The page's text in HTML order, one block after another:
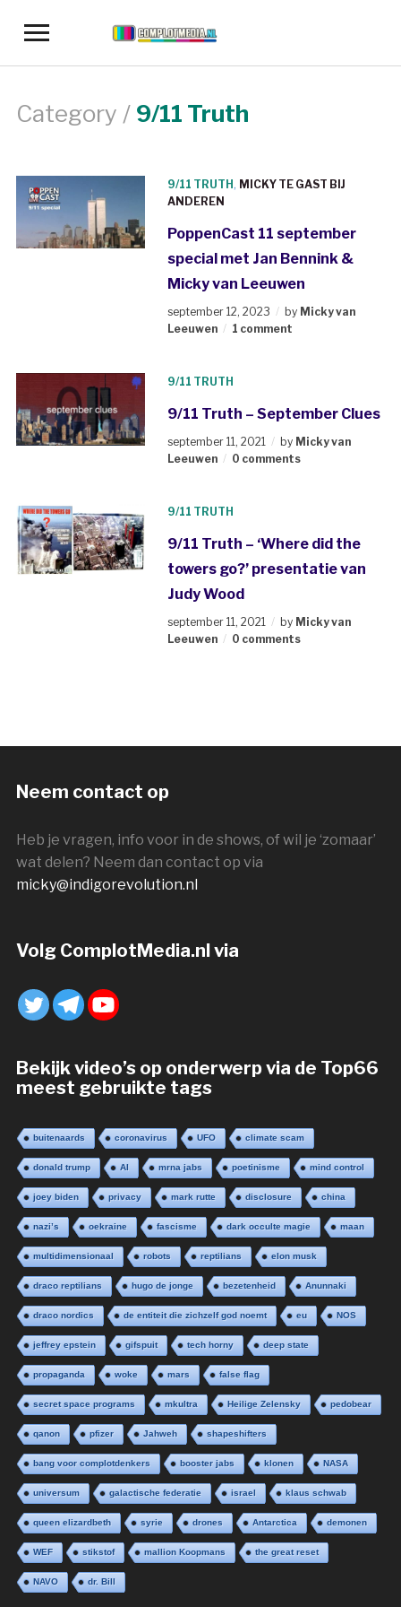
Toggle
navigation
Category / 9/11 Truth
9/11 TRUTH , MICKY TE GAST BIJ
ANDEREN
PoppenCast 11 september
special met Jan Bennink &
Micky van Leeuwen
september 12, 2023 by Micky van
Leeuwen
1 comment
9/11 TRUTH
9/11 Truth – September Clues
september 11, 2021 by Micky van
Leeuwen
0 comments
9/11 TRUTH
9/11 Truth – ‘Where did the
towers go?’ presentatie van
Judy Wood
september 11, 2021 by Micky van
Leeuwen
0 comments
Neem contact op
Heb je vragen, info voor in de shows, of wil je ‘zomaar’
wat delen? Neem dan contact op via
micky@indigorevolution.nl
Volg ComplotMedia.nl via
Bekijk video’s op onderwerp via de Top66
meest gebruikte tags
buitenaards coronavirus UFO climate scam
donald trump AI mrna jabs poetinisme mind control
joey biden privacy mark rutte disclosure china
nazi’s oekraine fascisme dark occulte magie maan
multidimensionaal robots reptilians elon musk
draco reptilians hugo de jonge bezetenheid Anunnaki
draco nordics de entiteit die zichzelf god noemt eu NOS
jeffrey epstein gifspuit tech horny deep state
propaganda woke mars false flag
secret space programs mkultra Heilige Zelensky pedobear
qanon pfizer Jahweh shapeshifters
bang voor complotdenkers booster jabs klonen NASA
universum galactische federatie israel klaus schwab
queen elizardbeth syrie drones Antarctica demonen
WEF stikstof mallion Koopmans the great reset
NAVO dr. Bill